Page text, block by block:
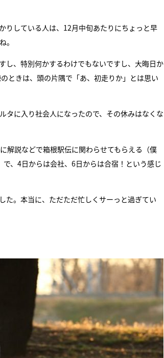
りしている人は、12月中旬あたりにちょっと早
。
し、特別何かするわけでもないですし、大晦日か
ときは、頭の片隅で「あ、初走りか」とは思い
タに入り社会人になったので、その休みはなくな
解説などで箱根駅伝に関わらせてもらえる（僕
、4日からは会社、6日からは合宿！という感じ
た。本当に、ただただ忙しくサーっと過ぎてい